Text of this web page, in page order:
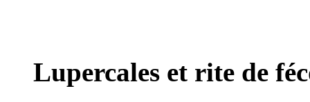
Lupercales et rite de